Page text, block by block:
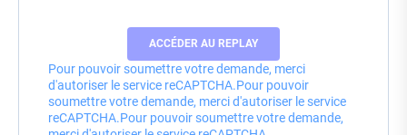
Pour pouvoir soumettre votre demande, merci
d'autoriser le service reCAPTCHA.Pour pouvoir
soumettre votre demande, merci d'autoriser le service
reCAPTCHA.Pour pouvoir soumettre votre demande,